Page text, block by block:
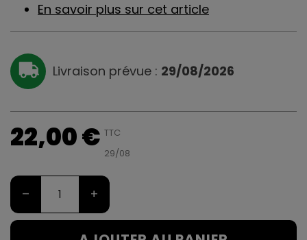
En savoir plus sur cet article
Livraison prévue : 29/08/2026
22,00 € TTC
29/08
– +